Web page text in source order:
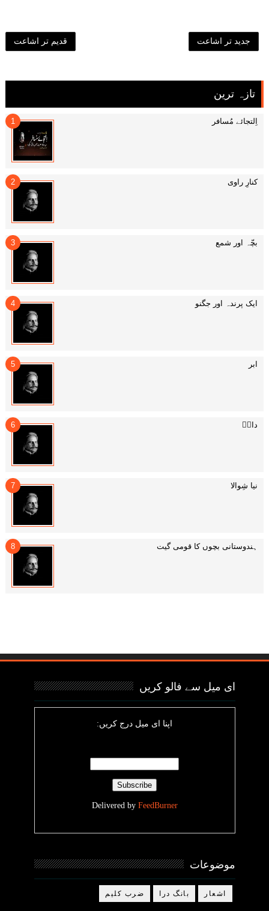
جدید تر اشاعت قدیم تر اشاعت
تازہ ترین
اِلتجائے مُسافر
کنارِ راوی
بچّہ اور شمع
ایک پرندہ اور جگنو
ابر
داغؔ
نیا شِوالا
ہندوستانی بچوں کا قومی گیت
ای میل سے فالو کریں
اپنا ای میل درج کریں:
Delivered by FeedBurner
موضوعات
اشعار بانگ درا ضرب کلیم